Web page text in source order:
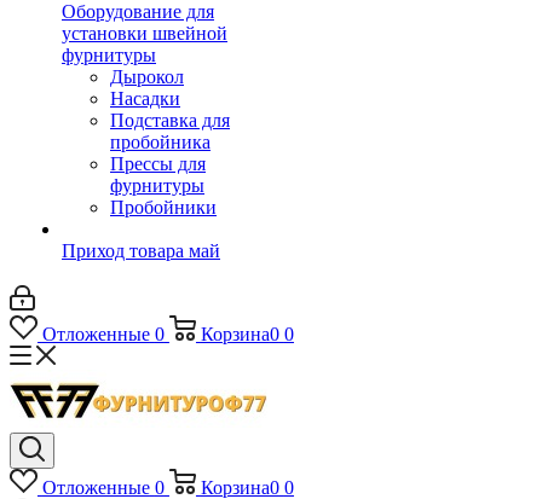
Оборудование для
установки швейной
фурнитуры
Дырокол
Насадки
Подставка для
пробойника
Прессы для
фурнитуры
Пробойники
Приход товара май
Отложенные 0 Корзина0 0
Отложенные 0 Корзина0 0